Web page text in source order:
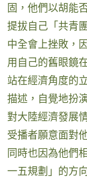
固，他們以胡能
提拔自己「共青
中全會上挫敗，
用自己的舊眼鏡
站在經濟角度的
描述，自覺地扮
對大陸經濟發展
受播者願意面對
同時也因為他們
一五規劃」的方